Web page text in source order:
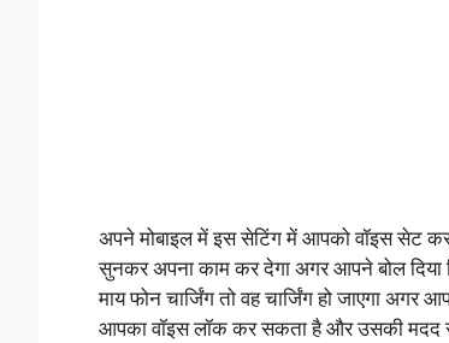
अपने मोबाइल में इस सेटिंग में आपको वॉइस सेट
सुनकर अपना काम कर देगा अगर आपने बोल दिया
माय फोन चार्जिंग तो वह चार्जिंग हो जाएगा
आपका वॉइस लॉक कर सकता है और उसकी मदद